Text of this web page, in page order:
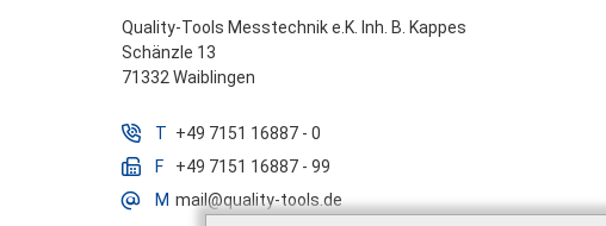
Quality-Tools Messtechnik e.K. Inh. B. Kappes
Schänzle 13
71332 Waiblingen
T +49 7151 16887 - 0
F
+49 7151 16887 - 99
M mail@quality-tools.de